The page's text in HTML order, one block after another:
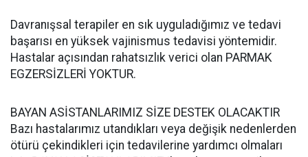
Davranışsal terapiler en sık uyguladığımız ve tedavi
başarısı en yüksek vajinismus tedavisi yöntemidir.
Hastalar açısından rahatsızlık verici olan PARMAK
EGZERSİZLERİ YOKTUR.
BAYAN ASİSTANLARIMIZ SİZE DESTEK OLACAKTIR
Bazı hastalarımız utandıkları veya değişik nedenlerden
ötürü çekindikleri için tedavilerine yardımcı olmaları